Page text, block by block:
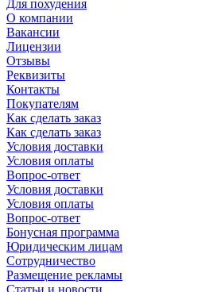
Для похудения
О компании
Вакансии
Лицензии
Отзывы
Реквизиты
Контакты
Покупателям
Как сделать заказ
Как сделать заказ
Условия доставки
Условия оплаты
Вопрос-ответ
Условия доставки
Условия оплаты
Вопрос-ответ
Бонусная программа
Юридическим лицам
Сотрудничество
Размещение рекламы
Статьи и новости